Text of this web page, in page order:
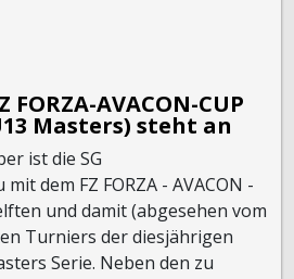
FORZA-AVACON-CUP
Masters) steht an
ist die SG
dem FZ FORZA - AVACON -
und damit (abgesehen vom
Turniers der diesjährigen
Serie. Neben den zu